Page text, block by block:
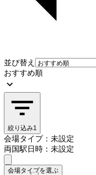
並び替え
おすすめ順
絞り込み1
会場タイプ：未設定
両国駅日時：未設定
会場タイプを選ぶ